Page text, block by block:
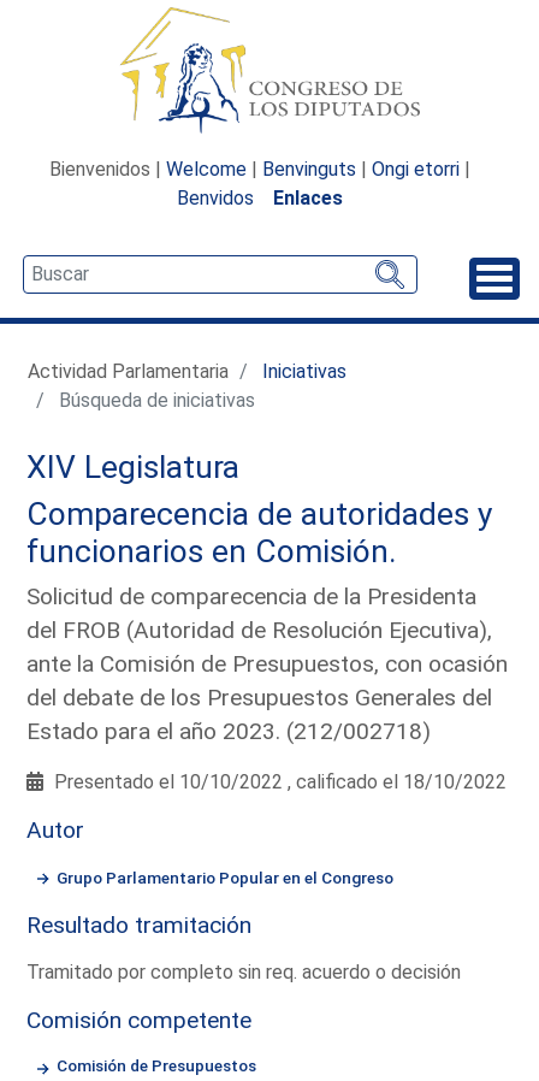
Bienvenidos | Welcome | Benvinguts | Ongi etorri |
Benvidos
Enlaces
Actividad Parlamentaria
Iniciativas
Búsqueda de iniciativas
XIV Legislatura
Comparecencia de autoridades y
funcionarios en Comisión.
Solicitud de comparecencia de la Presidenta
del FROB (Autoridad de Resolución Ejecutiva),
ante la Comisión de Presupuestos, con ocasión
del debate de los Presupuestos Generales del
Estado para el año 2023. (212/002718)
Presentado el 10/10/2022 , calificado el 18/10/2022
Autor
Grupo Parlamentario Popular en el Congreso
Resultado tramitación
Tramitado por completo sin req. acuerdo o decisión
Comisión competente
Comisión de Presupuestos